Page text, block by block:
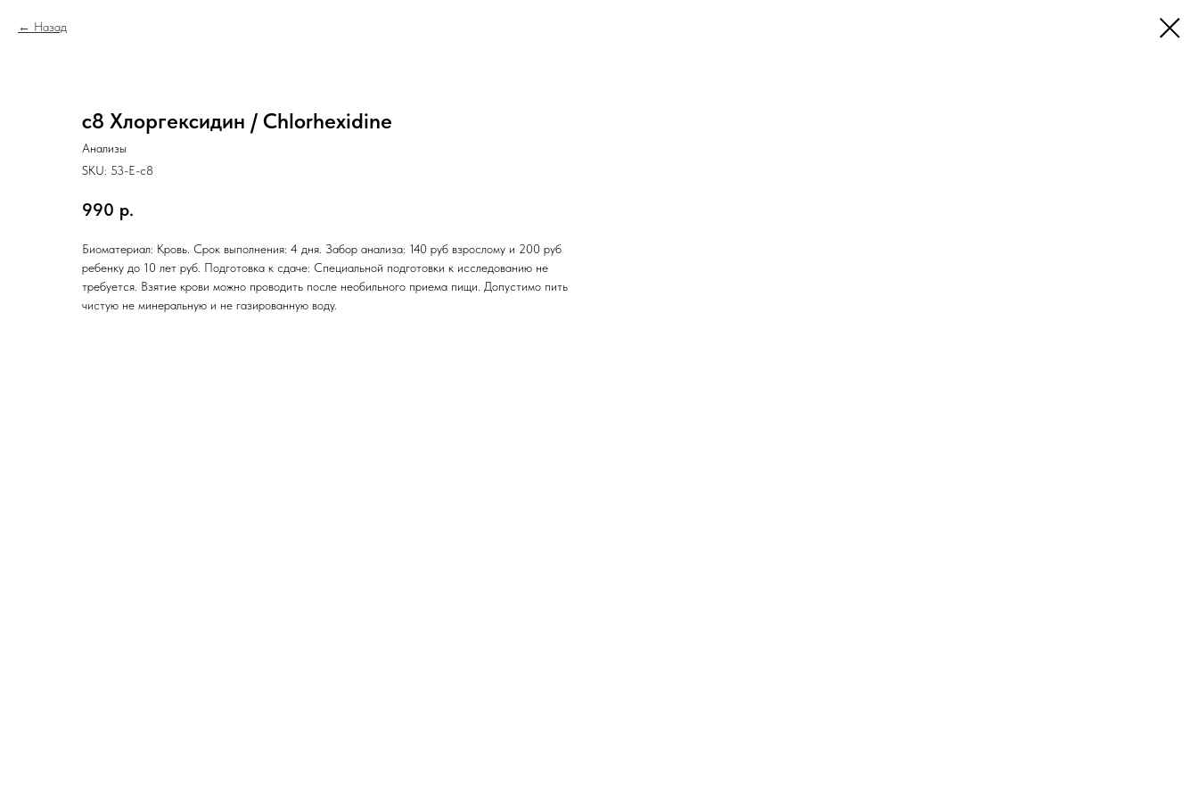
Назад
c8 Хлоргексидин / Chlorhexidine
Анализы
SKU: 53-E-c8
990 р.
Биоматериал: Кровь. Срок выполнения: 4 дня. Забор анализа: 140 руб взрослому и 200 руб
ребенку до 10 лет руб. Подготовка к сдаче: Специальной подготовки к исследованию не
требуется. Взятие крови можно проводить после необильного приема пищи. Допустимо пить
чистую не минеральную и не газированную воду.